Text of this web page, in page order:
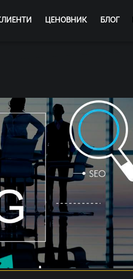
ЦЕНОВНИК БЛОГ